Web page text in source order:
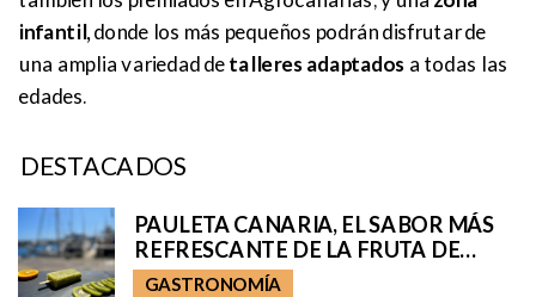
infantil,donde los más pequeños podrán disfrutar de
una amplia variedad detalleres adaptados a todas las
edades.
DESTACADOS
PAULETA CANARIA, EL SABOR MÁS
REFRESCANTE DE LA FRUTA DE
GRAN CANARIA
GASTRONOMÍA